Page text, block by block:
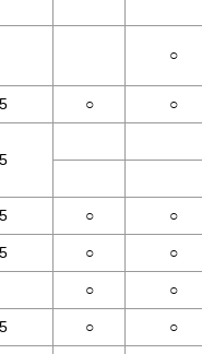
○
○ ○
○ ○
○ ○
○ ○
○ ○